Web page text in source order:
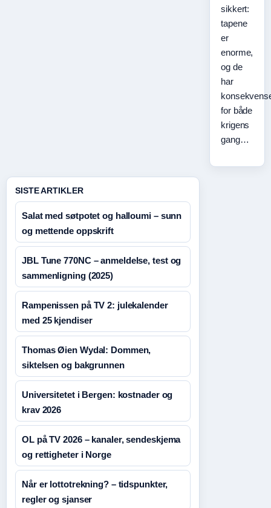
sikkert:
tapene
er
enorme,
og de
har
for både
krigens
gang…
SISTE ARTIKLER
Salat med søtpotet og halloumi – sunn
og mettende oppskrift
JBL Tune 770NC – anmeldelse, test og
sammenligning (2025)
Rampenissen på TV 2: julekalender
med 25 kjendiser
Thomas Øien Wydal: Dommen,
siktelsen og bakgrunnen
Universitetet i Bergen: kostnader og
krav 2026
OL på TV 2026 – kanaler, sendeskjema
og rettigheter i Norge
Når er lottotrekning? – tidspunkter,
regler og sjanser